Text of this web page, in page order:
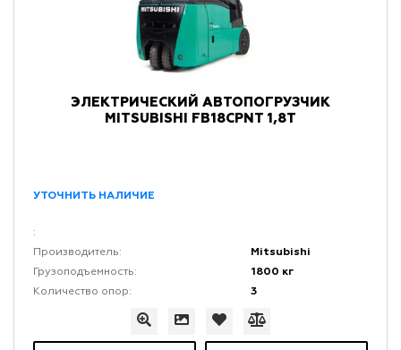
ЭЛЕКТРИЧЕСКИЙ АВТОПОГРУЗЧИК
MITSUBISHI FB18CPNT 1,8Т
УТОЧНИТЬ НАЛИЧИЕ
:
Производитель:
Mitsubishi
Грузоподъемность: 1800 кг
Количество опор: 3